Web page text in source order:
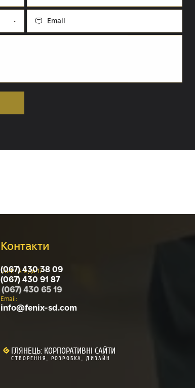
Контакти
Пн-Пт з 9 до 17
(067) 430 38 09
(067) 430 91 87
(067) 430 65 19
Email:
info@fenix-sd.com
ГЛЯНЕЦЬ: КОРПОРАТИВНІ САЙТИ
СТВОРЕННЯ, РОЗРОБКА, ДИЗАЙН